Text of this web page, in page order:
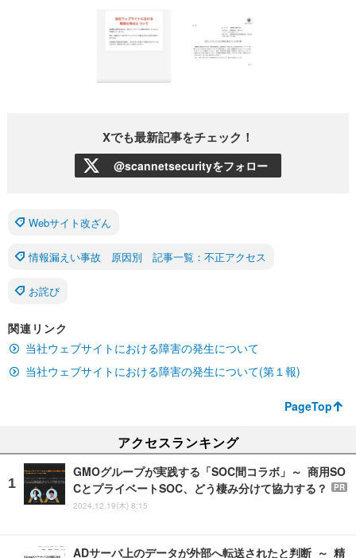
Xでも最新記事をチェック！
@scannetsecurityをフォロー
Webサイト改ざん
情報漏えい事故 原因別 記事一覧：不正アクセス
お詫び
関連リンク
当社ウェブサイトにおける障害の発生について
当社ウェブサイトにおける障害の発生について(第１報)
PageTop
アクセスランキング
GMOグループが実践する「SOC間コラボ」～ 商用SO
CとプライベートSOC、どう棲み分けて協力する？
PR
2024.12.19(木) 8:15
ADサーバ上のデータが外部へ転送されたと判断 ～ 精